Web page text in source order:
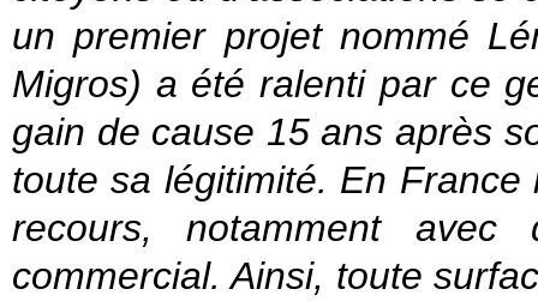
un premier projet nommé
Migros) a été ralenti par ce
gain de cause 15 ans après
toute sa légitimité. En
recours, notamment
commercial. Ainsi, toute